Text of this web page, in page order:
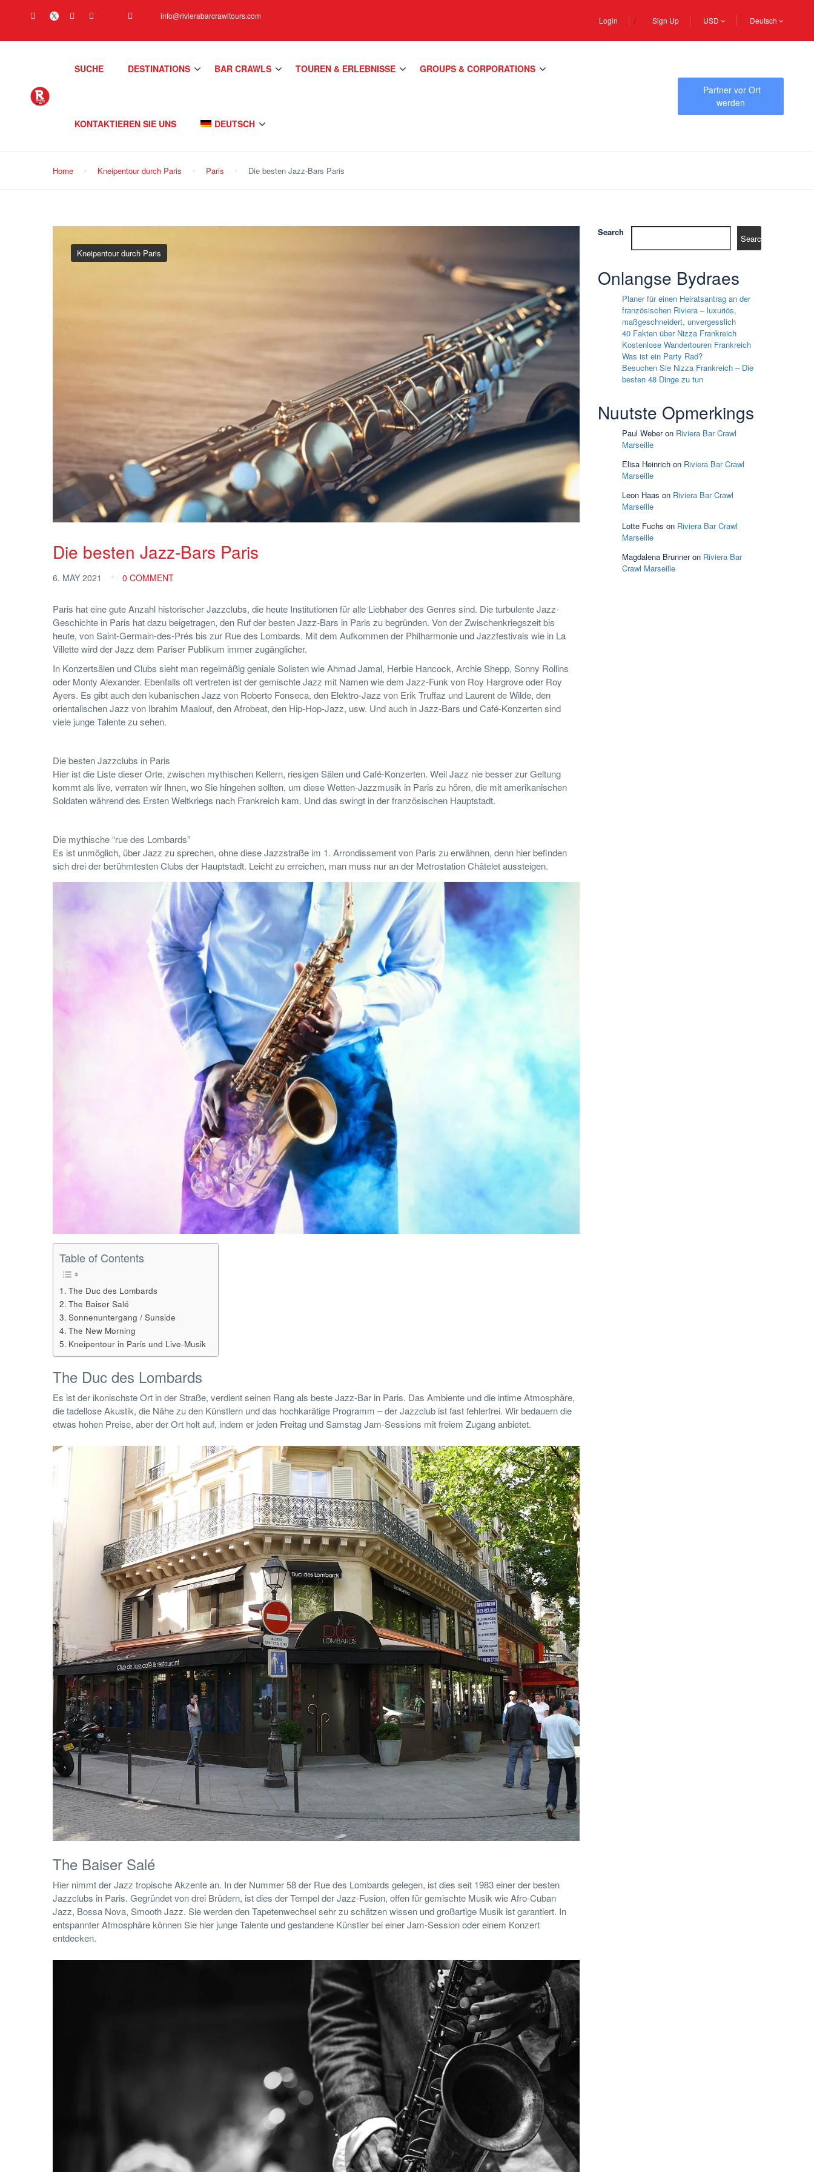
info@rivierabarcrawltours.com Login Sign Up USD Deutsch
SUCHE DESTINATIONS BAR CRAWLS TOUREN & ERLEBNISSE GROUPS & CORPORATIONS
KONTAKTIEREN SIE UNS DEUTSCH
Partner vor Ort
werden
Home Kneipentour durch Paris Paris Die besten Jazz-Bars Paris
Kneipentour durch Paris
Die besten Jazz-Bars Paris
6. MAY 2021 0 COMMENT
Paris hat eine gute Anzahl historischer Jazzclubs, die heute Institutionen für alle Liebhaber des Genres sind. Die turbulente Jazz-
Geschichte in Paris hat dazu beigetragen, den Ruf der besten Jazz-Bars in Paris zu begründen. Von der Zwischenkriegszeit bis
heute, von Saint-Germain-des-Prés bis zur Rue des Lombards. Mit dem Aufkommen der Philharmonie und Jazzfestivals wie in La
Villette wird der Jazz dem Pariser Publikum immer zugänglicher.
In Konzertsälen und Clubs sieht man regelmäßig geniale Solisten wie Ahmad Jamal, Herbie Hancock, Archie Shepp, Sonny Rollins
oder Monty Alexander. Ebenfalls oft vertreten ist der gemischte Jazz mit Namen wie dem Jazz-Funk von Roy Hargrove oder Roy
Ayers. Es gibt auch den kubanischen Jazz von Roberto Fonseca, den Elektro-Jazz von Erik Truffaz und Laurent de Wilde, den
orientalischen Jazz von Ibrahim Maalouf, den Afrobeat, den Hip-Hop-Jazz, usw. Und auch in Jazz-Bars und Café-Konzerten sind
viele junge Talente zu sehen.
Die besten Jazzclubs in Paris
Hier ist die Liste dieser Orte, zwischen mythischen Kellern, riesigen Sälen und Café-Konzerten. Weil Jazz nie besser zur Geltung
kommt als live, verraten wir Ihnen, wo Sie hingehen sollten, um diese Wetten-Jazzmusik in Paris zu hören, die mit amerikanischen
Soldaten während des Ersten Weltkriegs nach Frankreich kam. Und das swingt in der französischen Hauptstadt.
Die mythische “rue des Lombards”
Es ist unmöglich, über Jazz zu sprechen, ohne diese Jazzstraße im 1. Arrondissement von Paris zu erwähnen, denn hier befinden
sich drei der berühmtesten Clubs der Hauptstadt. Leicht zu erreichen, man muss nur an der Metrostation Châtelet aussteigen.
Table of Contents
The Duc des Lombards
The Baiser Salé
Sonnenuntergang / Sunside
The New Morning
Kneipentour in Paris und Live-Musik
The Duc des Lombards
Es ist der ikonischste Ort in der Straße, verdient seinen Rang als beste Jazz-Bar in Paris. Das Ambiente und die intime Atmosphäre,
die tadellose Akustik, die Nähe zu den Künstlern und das hochkarätige Programm – der Jazzclub ist fast fehlerfrei. Wir bedauern die
etwas hohen Preise, aber der Ort holt auf, indem er jeden Freitag und Samstag Jam-Sessions mit freiem Zugang anbietet.
The Baiser Salé
Hier nimmt der Jazz tropische Akzente an. In der Nummer 58 der Rue des Lombards gelegen, ist dies seit 1983 einer der besten
Jazzclubs in Paris. Gegründet von drei Brüdern, ist dies der Tempel der Jazz-Fusion, offen für gemischte Musik wie Afro-Cuban
Jazz, Bossa Nova, Smooth Jazz. Sie werden den Tapetenwechsel sehr zu schätzen wissen und großartige Musik ist garantiert. In
entspannter Atmosphäre können Sie hier junge Talente und gestandene Künstler bei einer Jam-Session oder einem Konzert
entdecken.
Search
Search
Onlangse Bydraes
Planer für einen Heiratsantrag an der
französischen Riviera – luxuriös,
maßgeschneidert, unvergesslich
40 Fakten über Nizza Frankreich
Kostenlose Wandertouren Frankreich
Was ist ein Party Rad?
Besuchen Sie Nizza Frankreich – Die
besten 48 Dinge zu tun
Nuutste Opmerkings
Paul Weberon Riviera Bar Crawl
Marseille
Elisa Heinrich on Riviera Bar Crawl
Marseille
Leon Haas on Riviera Bar Crawl
Marseille
Lotte Fuchs on Riviera Bar Crawl
Marseille
Magdalena Brunneron Riviera Bar
Crawl Marseille